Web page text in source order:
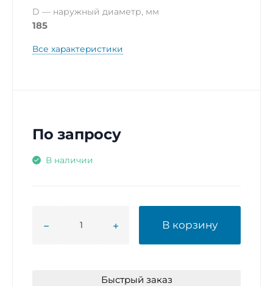
D — наружный диаметр, мм
185
Все характеристики
По запросу
В наличии
В корзину
Быстрый заказ